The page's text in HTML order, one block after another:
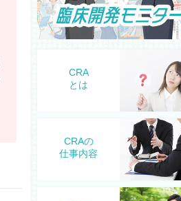
CRA
とは
CRAの
仕事内容